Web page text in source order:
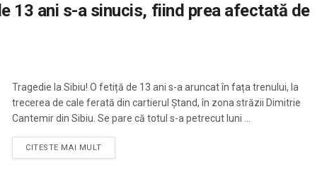
13 ani s-a sinucis, fiind prea afectată de
Tragedie la Sibiu! O fetiță de 13 ani s-a aruncat în fața trenului, la
trecerea de cale ferată din cartierul Ștand, în zona străzii Dimitrie
Cantemir din Sibiu. Se pare că totul s-a petrecut luni ...
CITESTE MAI MULT